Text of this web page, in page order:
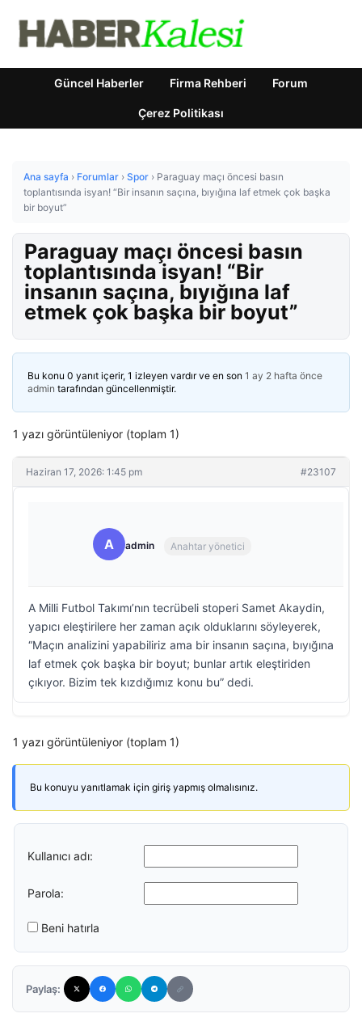
Güncel Haberler Firma Rehberi Forum
Çerez Politikası
Ana sayfa › Forumlar › Spor › Paraguay maçı öncesi basın
toplantısında isyan! “Bir insanın saçına, bıyığına laf etmek çok başka
bir boyut”
Paraguay maçı öncesi basın
toplantısında isyan! “Bir
insanın saçına, bıyığına laf
etmek çok başka bir boyut”
Bu konu 0 yanıt içerir, 1 izleyen vardır ve en son 1 ay 2 hafta önce
admin tarafından güncellenmiştir.
1 yazı görüntüleniyor (toplam 1)
Haziran 17, 2026: 1:45 pm #23107
A admin Anahtar yönetici
A Milli Futbol Takımı’nın tecrübeli stoperi Samet Akaydin,
yapıcı eleştirilere her zaman açık olduklarını söyleyerek,
“Maçın analizini yapabiliriz ama bir insanın saçına, bıyığına
laf etmek çok başka bir boyut; bunlar artık eleştiriden
çıkıyor. Bizim tek kızdığımız konu bu” dedi.
1 yazı görüntüleniyor (toplam 1)
Bu konuyu yanıtlamak için giriş yapmış olmalısınız.
Kullanıcı adı:
Parola:
Beni hatırla
Paylaş: